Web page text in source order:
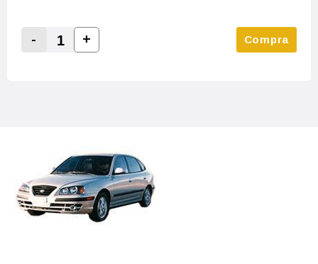
Decrease Quantity:
-
Increase Quantity:
+ Compra